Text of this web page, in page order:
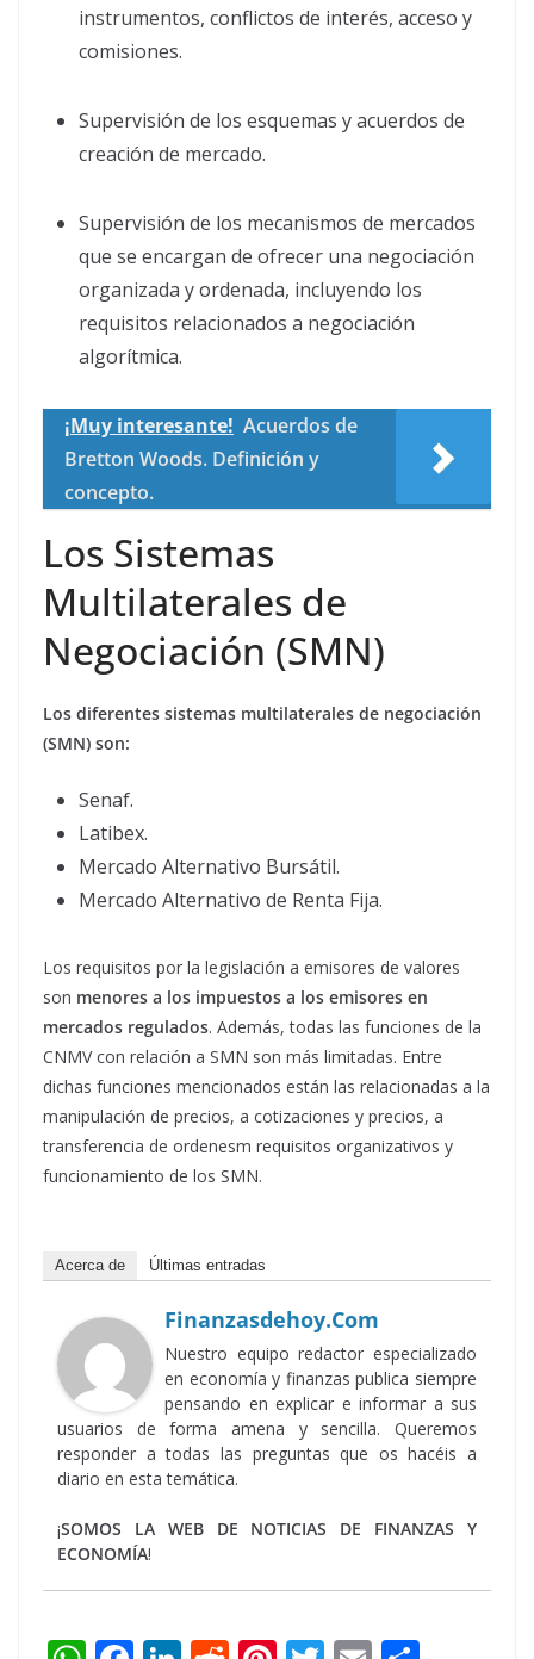
instrumentos, conflictos de interés, acceso y
comisiones.
Supervisión de los esquemas y acuerdos de
creación de mercado.
Supervisión de los mecanismos de mercados
que se encargan de ofrecer una negociación
organizada y ordenada, incluyendo los
requisitos relacionados a negociación
algorítmica.
¡Muy interesante! Acuerdos de
Bretton Woods. Definición y
concepto.
Los Sistemas
Multilaterales de
Negociación (SMN)
Los diferentes sistemas multilaterales de negociación
(SMN) son:
Senaf.
Latibex.
Mercado Alternativo Bursátil.
Mercado Alternativo de Renta Fija.
Los requisitos por la legislación a emisores de valores
son menores a los impuestos a los emisores en
mercados regulados. Además, todas las funciones de la
CNMV con relación a SMN son más limitadas. Entre
dichas funciones mencionados están las relacionadas a la
manipulación de precios, a cotizaciones y precios, a
transferencia de ordenesm requisitos organizativos y
funcionamiento de los SMN.
Acerca de Últimas entradas
Finanzasdehoy.com
Nuestro equipo redactor especializado
en economía y finanzas publica siempre
pensando en explicar e informar a sus
usuarios de forma amena y sencilla. Queremos
responder a todas las preguntas que os hacéis a
diario en esta temática.
¡SOMOS LA WEB DE NOTICIAS DE FINANZAS Y
ECONOMÍA!